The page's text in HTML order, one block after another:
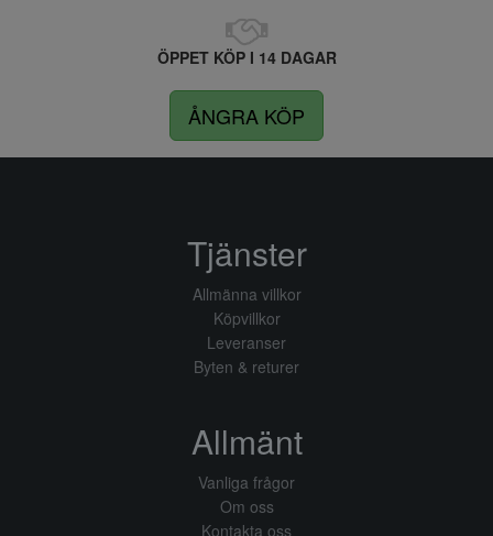
ÖPPET KÖP I 14 DAGAR
ÅNGRA KÖP
Tjänster
Allmänna villkor
Köpvillkor
Leveranser
Byten & returer
Allmänt
Vanliga frågor
Om oss
Kontakta oss